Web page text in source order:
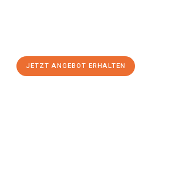
JETZT ANGEBOT ERHALTEN